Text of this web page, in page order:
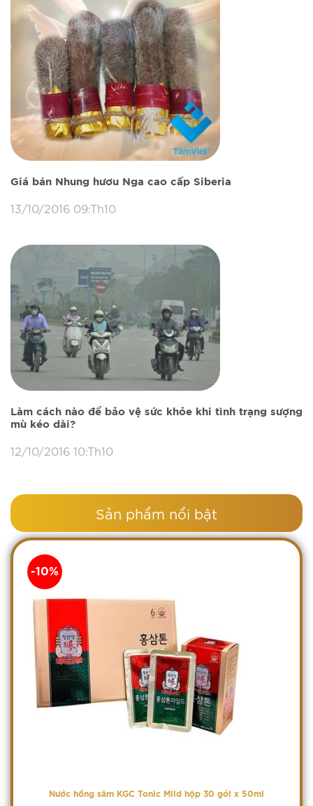
Giá bán Nhung hươu Nga cao cấp Siberia
13/10/2016 09:Th10
Làm cách nào để bảo vệ sức khỏe khi tình trạng sượng
mù kéo dài?
12/10/2016 10:Th10
Sản phẩm nổi bật
Nước hồng sâm KGC Tonic Mild hộp 30 gói x 50ml
-10%